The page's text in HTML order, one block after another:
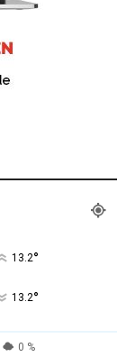
13.2°
13.2°
0 %